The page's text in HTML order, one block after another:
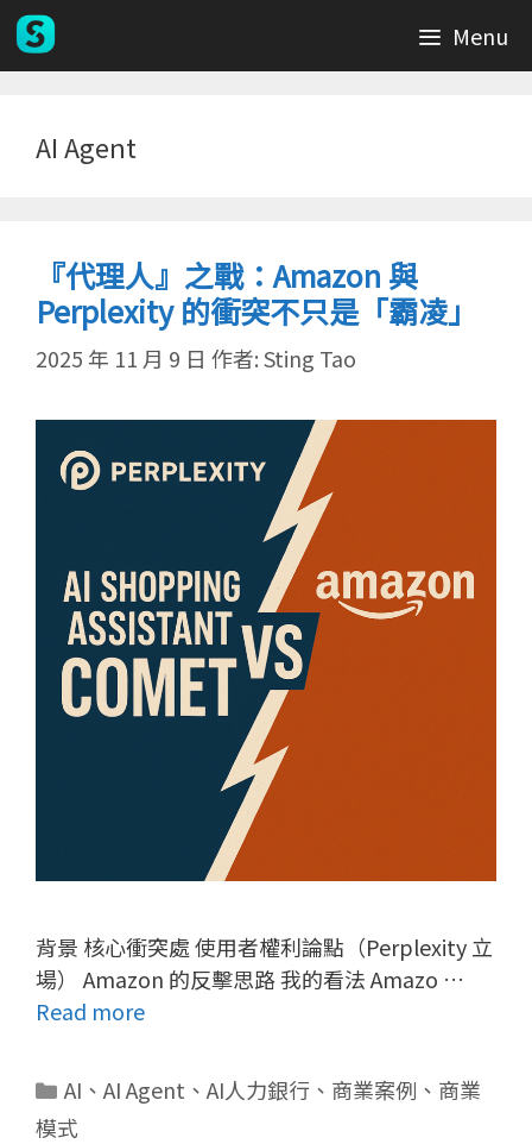
跳
至
主
Menu
AI Agent
『代理人』之戰：Amazon 與
Perplexity 的衝突不只是「霸凌」
2025 年 11 月 9 日 作者:Sting Tao
背景 核心衝突處 使用者權利論點（Perplexity 立
場） Amazon 的反擊思路 我的看法 Amazo …
Read more
分
類
AI 、 AI Agent 、 AI人力銀行、 商業案例 、 商業
模式